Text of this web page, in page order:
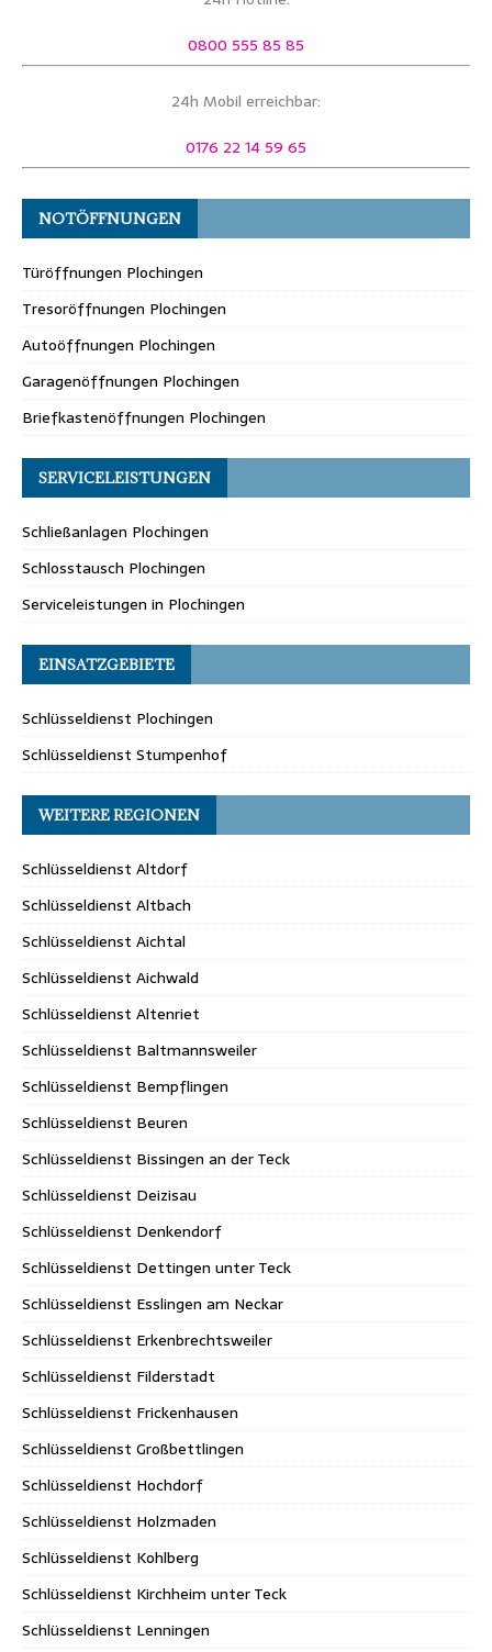
0800 555 85 85
24h Mobil erreichbar:
0176 22 14 59 65
NOTÖFFNUNGEN
Türöffnungen Plochingen
Tresoröffnungen Plochingen
Autoöffnungen Plochingen
Garagenöffnungen Plochingen
Briefkastenöffnungen Plochingen
SERVICELEISTUNGEN
Schließanlagen Plochingen
Schlosstausch Plochingen
Serviceleistungen in Plochingen
EINSATZGEBIETE
Schlüsseldienst Plochingen
Schlüsseldienst Stumpenhof
WEITERE REGIONEN
Schlüsseldienst Altdorf
Schlüsseldienst Altbach
Schlüsseldienst Aichtal
Schlüsseldienst Aichwald
Schlüsseldienst Altenriet
Schlüsseldienst Baltmannsweiler
Schlüsseldienst Bempflingen
Schlüsseldienst Beuren
Schlüsseldienst Bissingen an der Teck
Schlüsseldienst Deizisau
Schlüsseldienst Denkendorf
Schlüsseldienst Dettingen unter Teck
Schlüsseldienst Esslingen am Neckar
Schlüsseldienst Erkenbrechtsweiler
Schlüsseldienst Filderstadt
Schlüsseldienst Frickenhausen
Schlüsseldienst Großbettlingen
Schlüsseldienst Hochdorf
Schlüsseldienst Holzmaden
Schlüsseldienst Kohlberg
Schlüsseldienst Kirchheim unter Teck
Schlüsseldienst Lenningen